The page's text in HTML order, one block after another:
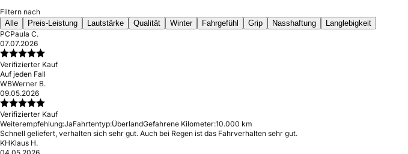
Filtern nach
Alle
Preis-Leistung Lautstärke Qualität Winter Fahrgefühl Grip Nasshaftung
Langlebigkeit
PCPaula C.
07.07.2026
Verifizierter Kauf
Auf jeden Fall
WBWerner B.
09.05.2026
Verifizierter Kauf
Weiterempfehlung:JaFahrtentyp:ÜberlandGefahrene Kilometer:10.000 km
Schnell geliefert, verhalten sich sehr gut. Auch bei Regen ist das Fahrverhalten sehr gut.
KHKlaus H.